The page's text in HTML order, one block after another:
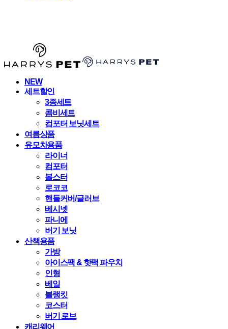
NEW
세트할인
3종세트
콤비세트
컴포터 보닛세트
여름상품
유모차용품
라이너
컴포터
볼스터
로코코
핸들커버/글러브
베시넷
파니에
버기 보닛
산책용품
가방
아이스팩 & 핫팩 파우치
인형
베일
블랭킷
코스터
버기 로브
캐리웨어